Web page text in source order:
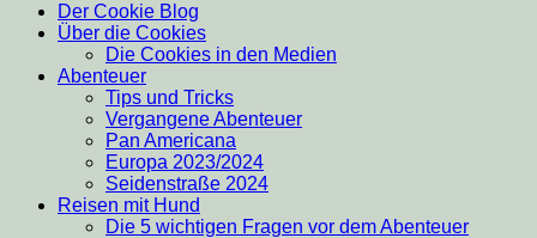
Der Cookie Blog
Über die Cookies
Die Cookies in den Medien
Abenteuer
Tips und Tricks
Vergangene Abenteuer
Pan Americana
Europa 2023/2024
Seidenstraße 2024
Reisen mit Hund
Die 5 wichtigen Fragen vor dem Abenteuer